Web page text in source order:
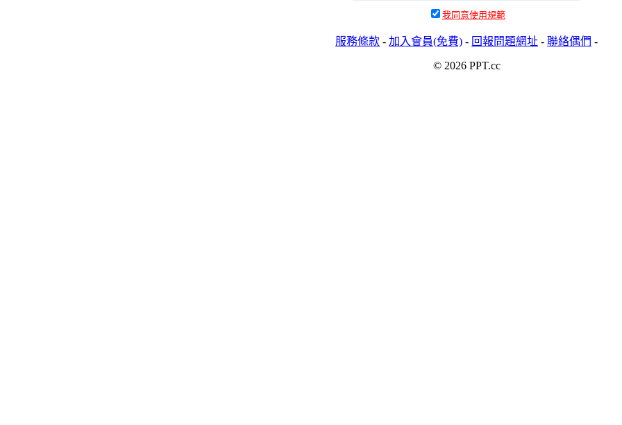
我同意使用規範
服務條款 - 加入會員(免費) - 回報問題網址 - 聯絡偶們 -
© 2026 PPT.cc